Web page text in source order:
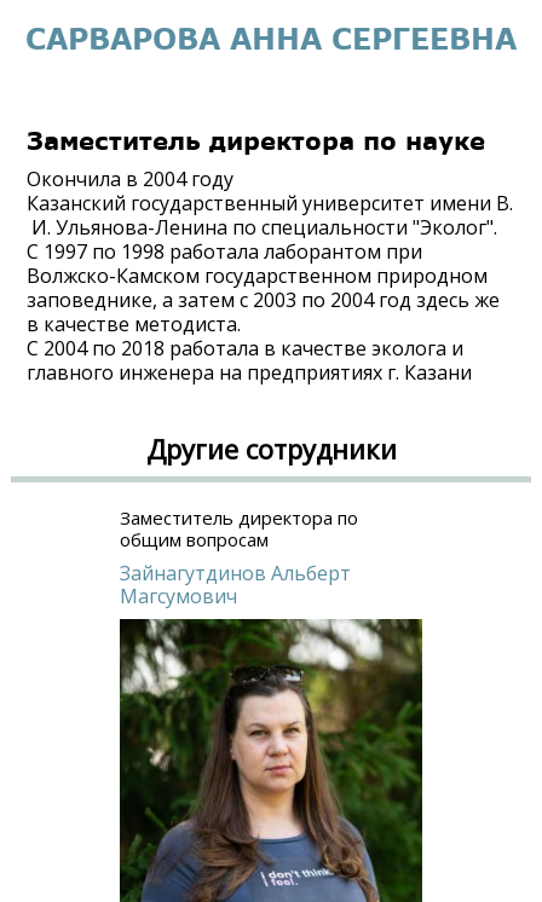
здесь
САРВАРОВА АННА СЕРГЕЕВНА
Заместитель директора по науке
Окончила в 2004 году
Казанский государственный университет имени В.
И. Ульянова-Ленина по специальности "Эколог".
С 1997 по 1998 работала лаборантом при
Волжско-Камском государственном природном
заповеднике, а затем с 2003 по 2004 год здесь же
в качестве методиста.
С 2004 по 2018 работала в качестве эколога и
главного инженера на предприятиях г. Казани
Другие сотрудники
Заместитель директора по
общим вопросам
Зайнагутдинов Альберт
Магсумович